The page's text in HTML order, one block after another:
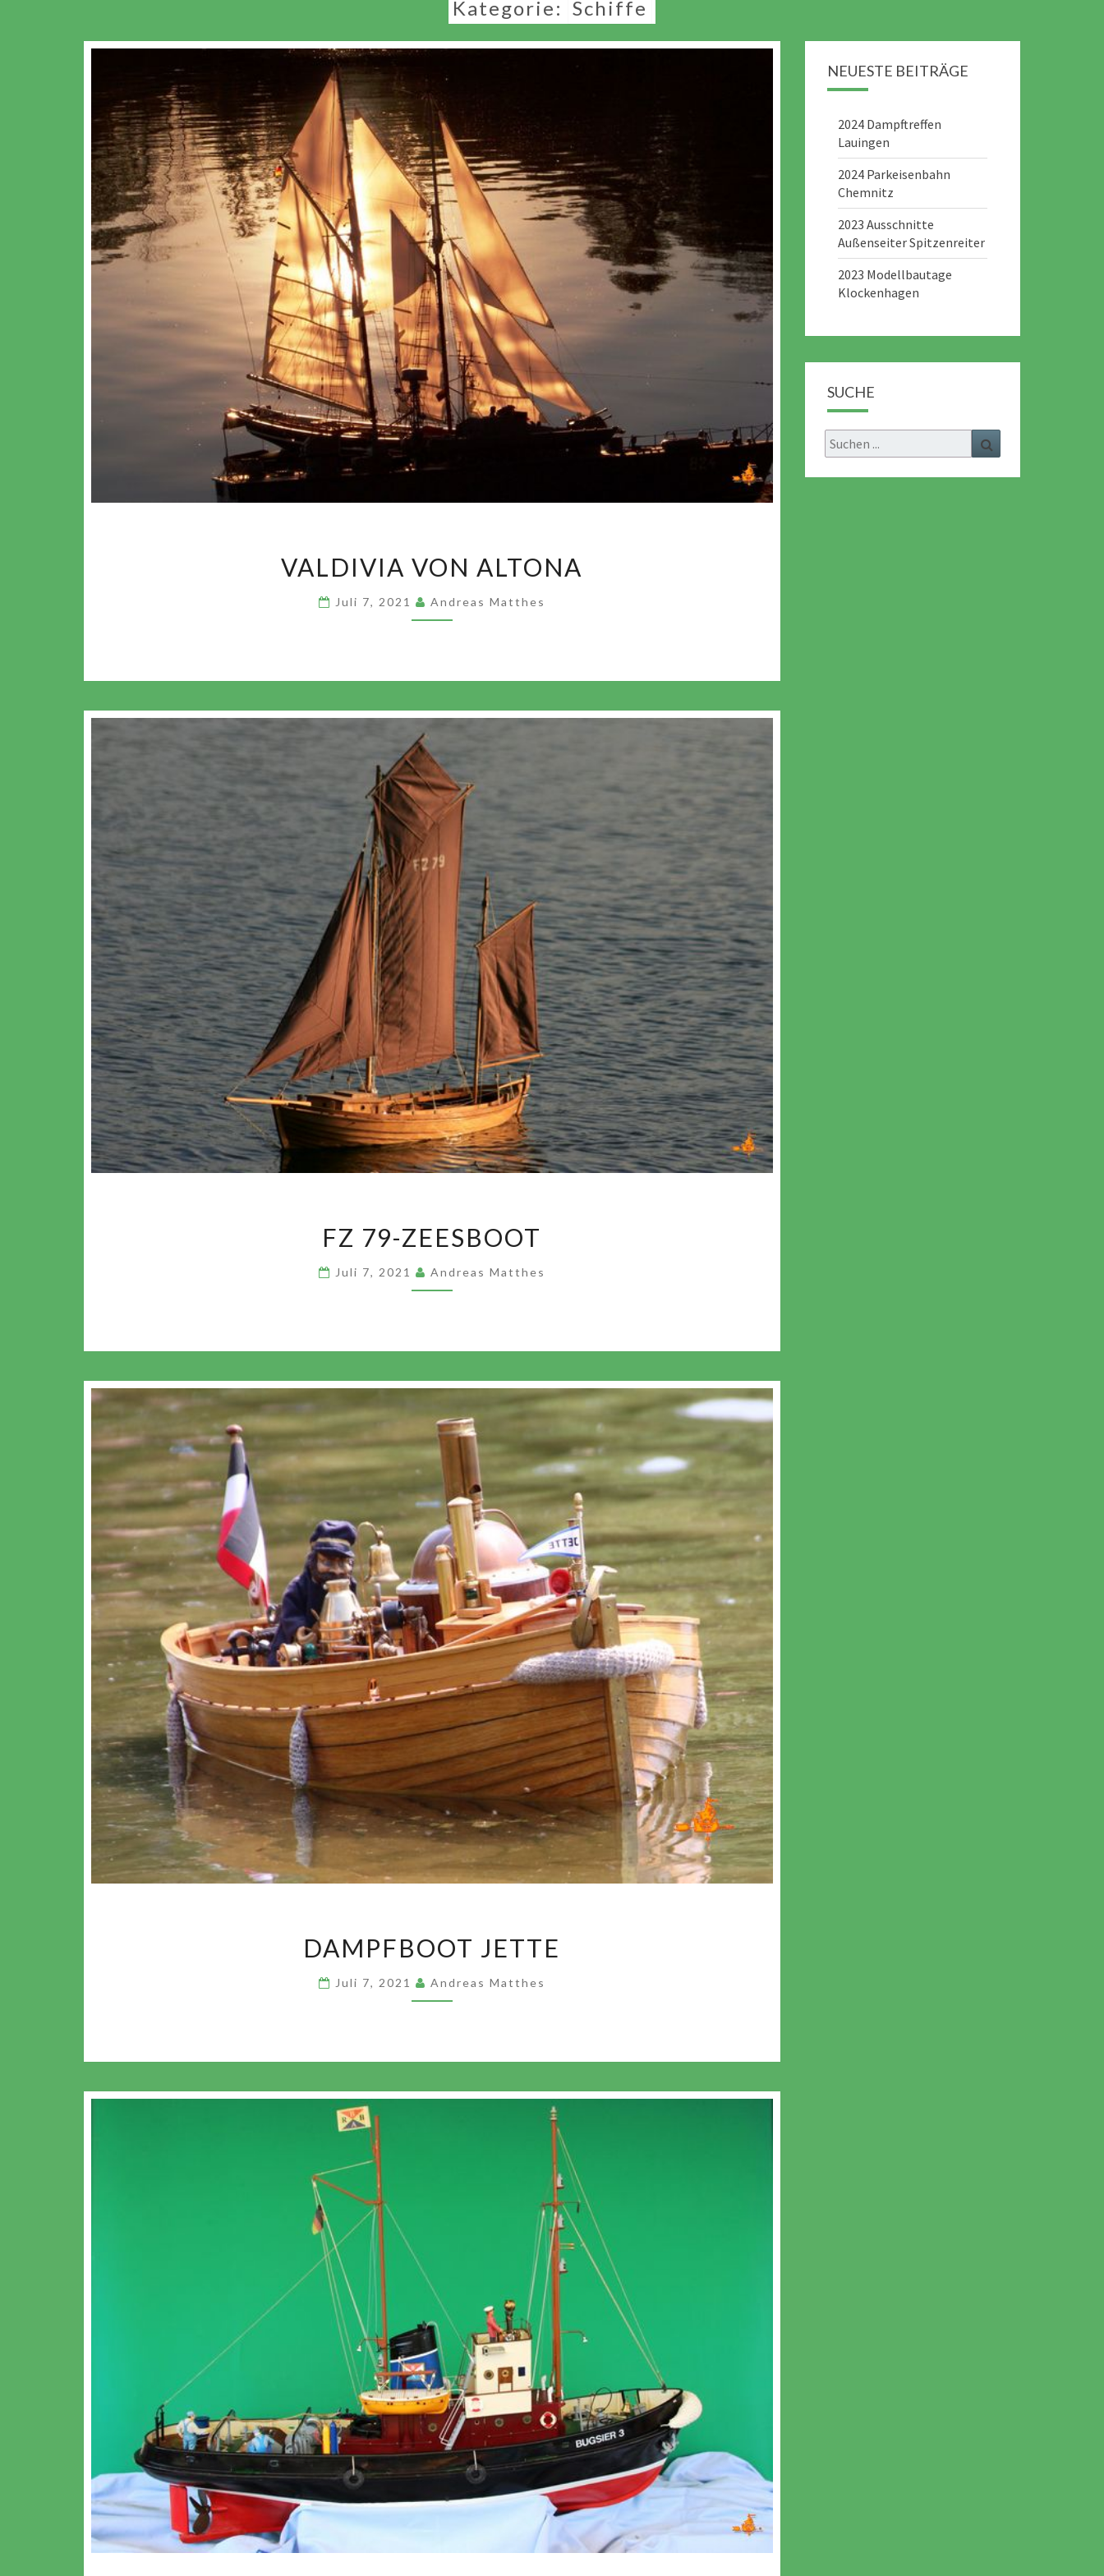
Kategorie: Schiffe
VON
VALDIVIA VON ALTONA
Juli 7, 2021 Andreas Matthes
79-
FZ 79-ZEESBOOT
Juli 7, 2021 Andreas Matthes
JETTE
DAMPFBOOT JETTE
Juli 7, 2021 Andreas Matthes
NEUESTE BEITRÄGE
2024 Dampftreffen
Lauingen
2024 Parkeisenbahn
Chemnitz
2023 Ausschnitte
Außenseiter Spitzenreiter
2023 Modellbautage
Klockenhagen
SUCHE
Search
for: